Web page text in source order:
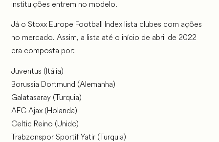
instituições entrem no modelo.
Já o Stoxx Europe Football Index lista clubes com ações
no mercado. Assim, a lista até o início de abril de 2022
era composta por:
Juventus (Itália)
Borussia Dortmund (Alemanha)
Galatasaray (Turquia)
AFC Ajax (Holanda)
Celtic Reino (Unido)
Trabzonspor Sportif Yatir (Turquia)